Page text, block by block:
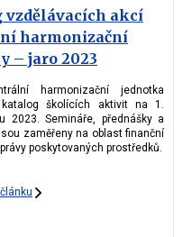
vzdělávacích akcí
harmonizační
– jaro 2023
harmonizační jednotka
školících aktivit na 1.
2023. Semináře, přednášky a
zaměřeny na oblast finanční
poskytovaných prostředků.